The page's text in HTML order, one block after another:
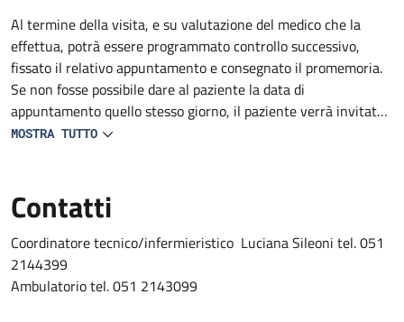
Al termine della visita, e su valutazione del medico che la
effettua, potrà essere programmato controllo successivo,
fissato il relativo appuntamento e consegnato il promemoria.
Se non fosse possibile dare al paziente la data di
appuntamento quello stesso giorno, il paziente verrà invitato
a contattare telefonicamente con la ricetta il seguente
MOSTRA TUTTO
Contatti
Coordinatore tecnico/infermieristico Luciana Sileoni tel. 051
2144399
Ambulatorio tel. 051 2143099